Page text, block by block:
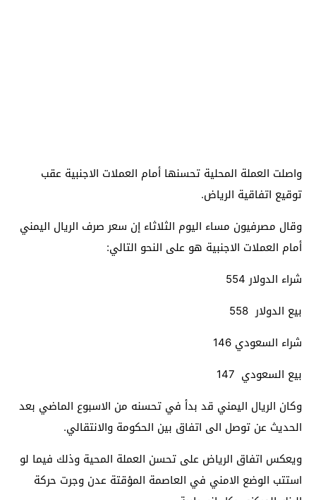
واصلت العملة المحلية تحسنها أمام العملات الاجنبية عقب
توقيع اتفاقية الرياض.
وقال مصرفيون مساء اليوم الثلاثاء إن سعر صرف الريال اليمني
أمام العملات الاجنبية هو على النحو التالي:
شراء الدولار 554
بيع الدولار 558
شراء السعودي 146
بيع السعودي 147
وكان الريال اليمني قد بدأ في تحسنه من الاسبوع الماضي بعد
الحديث عن توصل الى اتفاق بين الحكومة والانتقالي.
ويعكس اتفاق الرياض على تحسن العملة المحية وذلك فيما لو
استتب الوضع الامني في العاصمة المؤقتة عدن وجرت حركة